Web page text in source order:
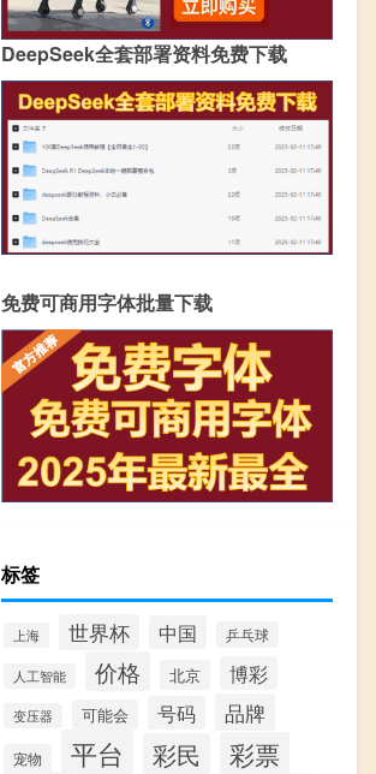
DeepSeek全套部署资料免费下载
免费可商用字体批量下载
标签
上海 世界杯 中国 乒乓球
人工智能 价格 北京 博彩
变压器 可能会 号码 品牌
宠物 平台 彩民 彩票